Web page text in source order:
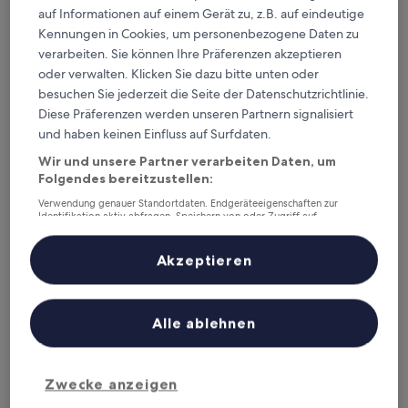
Seehotel Grauer Bär
Seehotel Grauer Bär
3.0-
Sterne-
Unterkunft
1,9 km von Bahnhof Kochel entfernt
8.6
von
10,
Hervorragend,
(179
Bewertungen)
8,6/10
Flesslers Lenggries, a Tribute Portfolio
Flesslers Lenggries, a Tribute Portfolio Hotel
Flesslers Lenggries, a Tribute Portfolio Hotel
auf Informationen auf einem Gerät zu, z.B. auf eindeutige
Kennungen in Cookies, um personenbezogene Daten zu
verarbeiten. Sie können Ihre Präferenzen akzeptieren
oder verwalten. Klicken Sie dazu bitte unten oder
besuchen Sie jederzeit die Seite der Datenschutzrichtlinie.
Diese Präferenzen werden unseren Partnern signalisiert
und haben keinen Einfluss auf Surfdaten.
Wir und unsere Partner verarbeiten Daten, um
Folgendes bereitzustellen:
Verwendung genauer Standortdaten. Endgeräteeigenschaften zur
Identifikation aktiv abfragen. Speichern von oder Zugriff auf
Inhalte, Messung von Werbeleistung und der Performance von Inhalten,
Zielgruppenforschung sowie Entwicklung und Verbesserung von
Liste der Partner (Lieferanten)
Zwecke anzeigen
Alle ablehnen
Akzeptieren